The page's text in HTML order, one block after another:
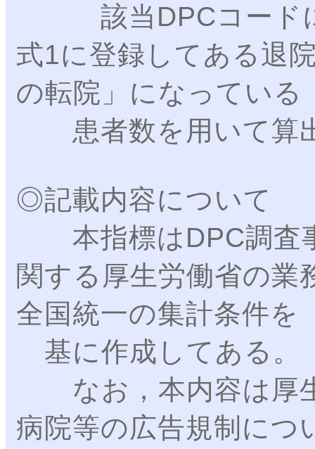
該当DPCコードに
式1に登録してある退
の転院」になっている
患者数を用いて算
◎記載内容について
本指標はDPC調査
関する厚生労働省の業
全国統一の集計条件を
基に作成してある。
なお，本内容は厚
病院等の広告規制につ